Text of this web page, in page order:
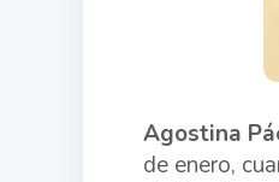
Agostina
de enero,